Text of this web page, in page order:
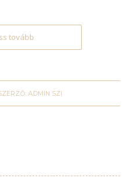
tovább
ADMIN SZI